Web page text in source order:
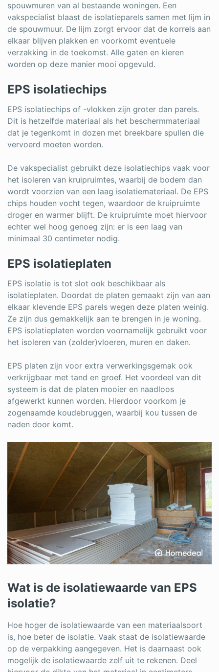
spouwmuren van al bestaande woningen. Een
vakspecialist blaast de isolatieparels samen met lijm in
de spouwmuur. De lijm zorgt ervoor dat de korrels aan
elkaar blijven plakken en voorkomt eventuele
verzakking in de toekomst. Alle gaten en kieren
worden op deze manier mooi opgevuld.
EPS isolatiechips
EPS isolatiechips of -vlokken zijn groter dan parels.
Dit is hetzelfde materiaal als het beschermmateriaal
dat je tegenkomt in dozen met breekbare spullen die
vervoerd moeten worden.
De vakspecialist gebruikt deze isolatiechips vaak voor
het isoleren van kruipruimtes, waarbij de bodem dan
wordt voorzien van een laag isolatiemateriaal. De EPS
chips houden vocht tegen, waardoor de kruipruimte
droger en warmer blijft. De kruipruimte moet hiervoor
echter wel hoog genoeg zijn: er is een laag van
minimaal 30 centimeter nodig.
EPS isolatieplaten
EPS isolatie is tot slot ook beschikbaar als
isolatieplaten. Doordat de platen gemaakt zijn van aan
elkaar klevende EPS parels wegen deze platen weinig.
Ze zijn dus gemakkelijk aan te brengen in je woning.
EPS isolatieplaten worden voornamelijk gebruikt voor
het isoleren van (zolder)vloeren, muren en daken.
EPS platen zijn voor extra verwerkingsgemak ook
verkrijgbaar met tand en groef. Het voordeel van dit
systeem is dat de platen mooier en naadloos
afgewerkt kunnen worden. Hierdoor voorkom je
zogenaamde koudebruggen, waarbij kou tussen de
naden door komt.
Wat is de isolatiewaarde van EPS
isolatie?
Hoe hoger de isolatiewaarde van een materiaalsoort
is, hoe beter de isolatie. Vaak staat de isolatiewaarde
op de verpakking aangegeven. Het is daarnaast ook
mogelijk de isolatiewaarde zelf uit te rekenen. Deel